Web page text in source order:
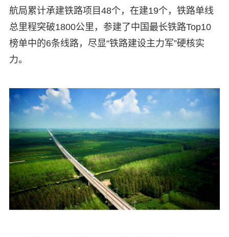
航局累计承建铁路项目48个，在建19个，铁路单线
总里程突破1800公里，参建了中国最长铁路Top10
榜单中的6条线路，尽显“铁路建设主力军”硬核实
力。